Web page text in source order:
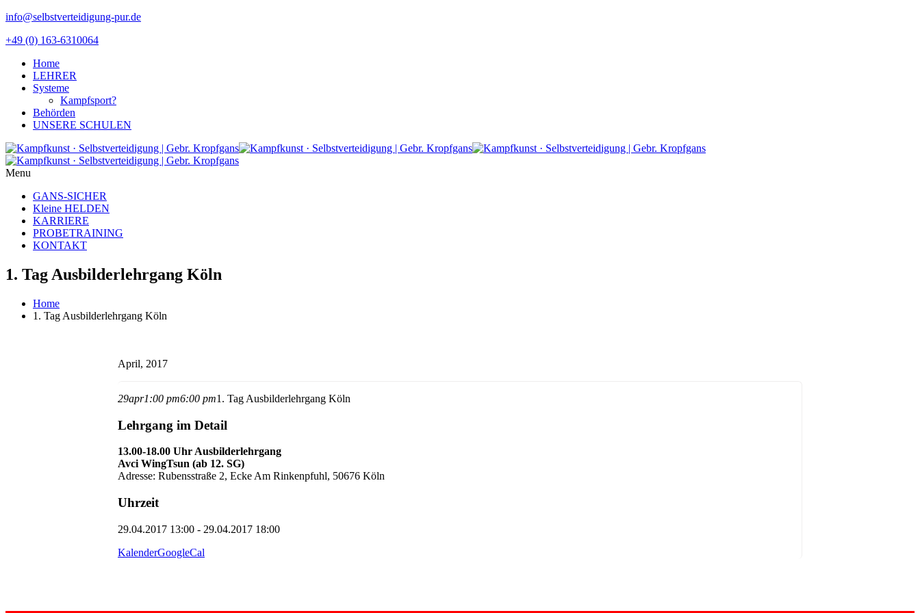
info@selbstverteidigung-pur.de
+49 (0) 163-6310064
Home
LEHRER
Systeme
Kampfsport?
Behörden
UNSERE SCHULEN
Menu
GANS-SICHER
Kleine HELDEN
KARRIERE
PROBETRAINING
KONTAKT
1. Tag Ausbilderlehrgang Köln
Home
1. Tag Ausbilderlehrgang Köln
April, 2017
29apr1:00 pm6:00 pm1. Tag Ausbilderlehrgang Köln
Lehrgang im Detail
13.00-18.00 Uhr Ausbilderlehrgang
Avci WingTsun (ab 12. SG)
Adresse: Rubensstraße 2, Ecke Am Rinkenpfuhl, 50676 Köln
Uhrzeit
29.04.2017 13:00 - 29.04.2017 18:00
KalenderGoogleCal